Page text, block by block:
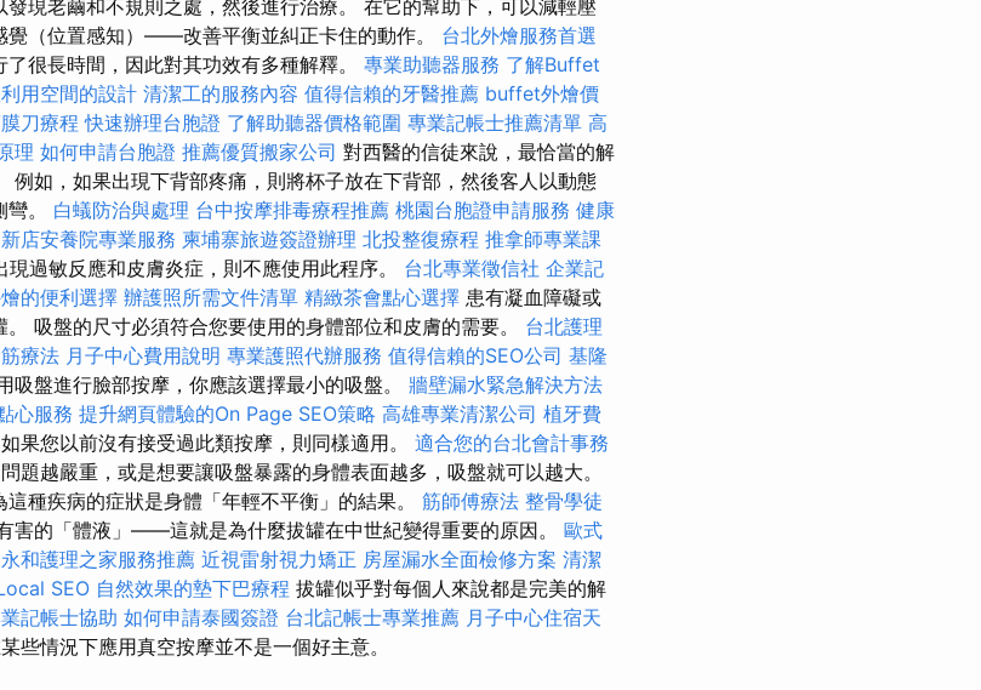
現老繭和不規則之處，然後進行治療。 在它的幫助下，可以減輕壓
覺（位置感知）——改善平衡並糾正卡住的動作。 台北外燴服務首選
很長時間，因此對其功效有多種解釋。 專業助聽器服務 了解Buffet
用空間的設計 清潔工的服務內容 值得信賴的牙醫推薦 buffet外燴價
刀療程快速辦理台胞證 了解助聽器價格範圍 專業記帳士推薦清單 高
理 如何申請台胞證 推薦優質搬家公司 對西醫的信徒來說，最恰當的解
例如，如果出現下背部疼痛，則將杯子放在下背部，然後客人以動態
。 白蟻防治與處理 台中按摩排毒療程推薦 桃園台胞證申請服務 健康
新店安養院專業服務 柬埔寨旅遊簽證辦理 北投整復療程 推拿師專業課
現過敏反應和皮膚炎症，則不應使用此程序。 台北專業徵信社 企業記
的便利選擇 辦護照所需文件清單 精緻茶會點心選擇 患有凝血障礙或
吸盤的尺寸必須符合您要使用的身體部位和皮膚的需要。 台北護理
療法 月子中心費用說明 專業護照代辦服務 值得信賴的SEO公司 基隆
吸盤進行臉部按摩，你應該選擇最小的吸盤。 牆壁漏水緊急解決方法
心服務 提升網頁體驗的On Page SEO策略 高雄專業清潔公司 植牙費
如果您以前沒有接受過此類按摩，則同樣適用。 適合您的台北會計事務
題越嚴重，或是想要讓吸盤暴露的身體表面越多，吸盤就可以越大。
種疾病的症狀是身體「年輕不平衡」的結果。 筋師傅療法 整骨學徒
害的「體液」——這就是為什麼拔罐在中世紀變得重要的原因。 歐式
永和護理之家服務推薦 近視雷射視力矯正 房屋漏水全面檢修方案 清潔
SEO 自然效果的墊下巴療程 拔罐似乎對每個人來說都是完美的解
記帳士協助 如何申請泰國簽證 台北記帳士專業推薦 月子中心住宿天
些情況下應用真空按摩並不是一個好主意。